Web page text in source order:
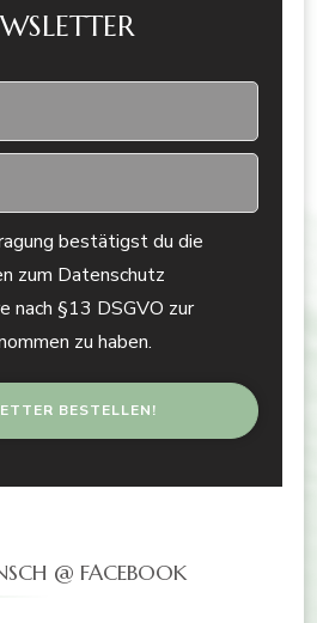
bestätigst du die
zum Datenschutz
nach §13 DSGVO zur
zu haben.
@ FACEBOOK